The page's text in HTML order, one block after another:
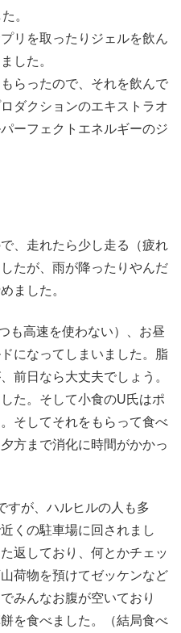
。
リを取ったりジェルを飲ん
した。
らったので、それを飲んで
ダクションのエキストラオ
ーフェクトエネルギーのジ
、走れたら少し走る（疲れ
たが、雨が降ったりやんだ
ました。
も高速を使わない）、お昼
になってしまいました。脂
前日なら大丈夫でしょう。
た。そして小食のU氏はポ
そしてそれをもらって食べ
方まで消化に時間がかかっ
すが、ハルヒルの人も多
くの駐車場に回されまし
返しており、何とかチェッ
荷物を預けてゼッケンなど
みんなお腹が空いており
を食べました。（結局食べ